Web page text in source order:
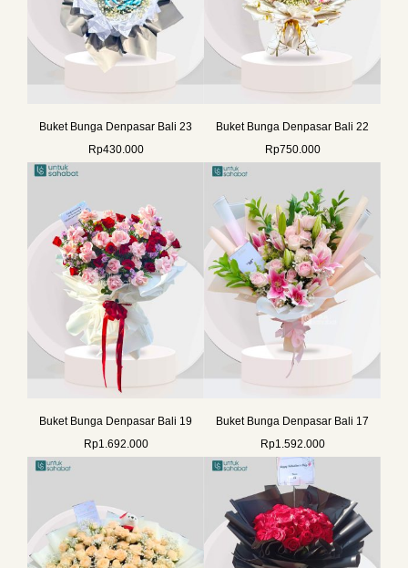
Buket Bunga Denpasar Bali 23
Rp430.000
Buket Bunga Denpasar Bali 22
Rp750.000
Buket Bunga Denpasar Bali 19
Rp1.692.000
Buket Bunga Denpasar Bali 17
Rp1.592.000